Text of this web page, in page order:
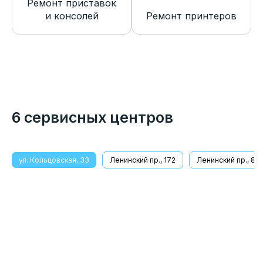
Ремонт приставок
и консолей
Ремонт принтеров
6 сервисных центров
ул. Кольцовская, 33 Ленинский пр., 172 Ленинский пр., 8/1